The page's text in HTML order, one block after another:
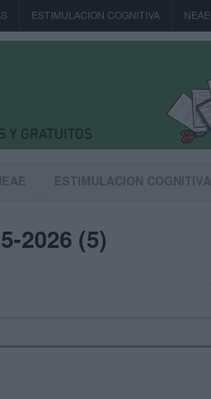
ESTIMULACION COGNITIVA NEAE
ESTIMULACION COGNITIVA
2026 (5)